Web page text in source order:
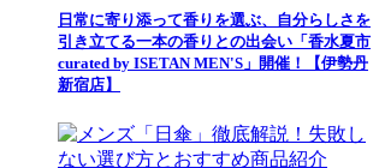
日常に寄り添って香りを選ぶ、自分らしさを
引き立てる一本の香りとの出会い「香水夏市
curated by ISETAN MEN'S」開催！【伊勢丹
新宿店】